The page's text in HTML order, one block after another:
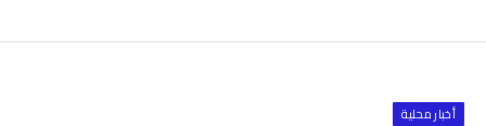
أخبار محلية